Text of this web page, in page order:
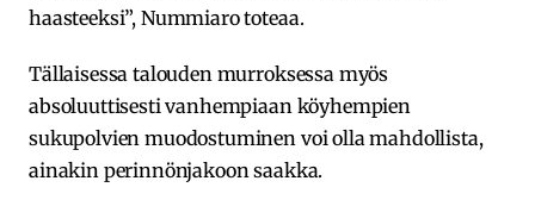
haasteeksi”, Nummiaro toteaa.
Tällaisessa talouden murroksessa myös
absoluuttisesti vanhempiaan köyhempien
sukupolvien muodostuminen voi olla mahdollista,
ainakin perinnönjakoon saakka.